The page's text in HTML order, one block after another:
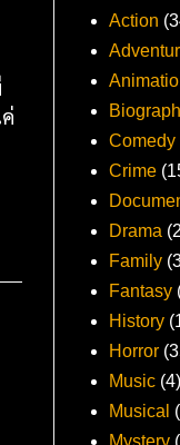
Action
Comedy
Crime
Drama
Family
Fantasy
History
Horror
Music (4)
Musical
Mystery